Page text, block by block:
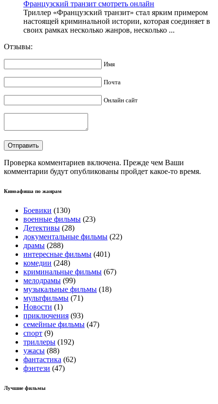
Французский транзит смотреть онлайн
Триллер «Французский транзит» стал ярким примером
настоящей криминальной истории, которая соединяет в
своих рамках несколько жанров, несколько ...
Отзывы:
Имя
Почта
Онлайн сайт
Проверка комментариев включена. Прежде чем Ваши
комментарии будут опубликованы пройдет какое-то время.
Киноафиша по жанрам
Боевики (130)
военные фильмы (23)
Детективы (28)
документальные фильмы (22)
драмы (288)
интересные фильмы (401)
комедии (248)
криминальные фильмы (67)
мелодрамы (99)
музыкальные фильмы (18)
мультфильмы (71)
Новости (1)
приключения (93)
семейные фильмы (47)
спорт (9)
триллеры (192)
ужасы (88)
фантастика (62)
фэнтези (47)
Лучшие фильмы